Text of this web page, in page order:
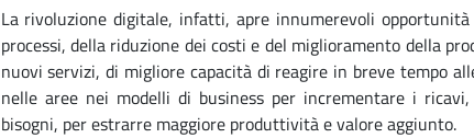
La rivoluzione digitale, infatti, apre innumerevoli
processi, della riduzione dei costi e del miglioramento della
nuovi servizi, di migliore capacità di reagire in breve tempo
nelle aree nei modelli di business per incrementare i
bisogni, per estrarre maggiore produttività e valore aggiunto.